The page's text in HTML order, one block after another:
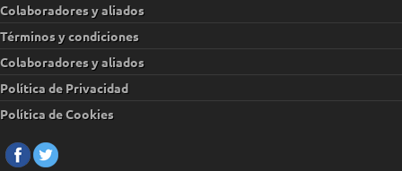
Colaboradores y aliados
Términos y condiciones
Colaboradores y aliados
Política de Privacidad
Política de Cookies